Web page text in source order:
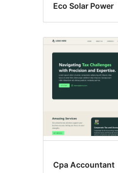
Eco Solar Power
Cpa Accountant